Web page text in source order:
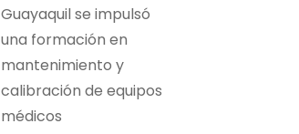
Guayaquil se impulsó
una formación en
mantenimiento y
calibración de equipos
médicos